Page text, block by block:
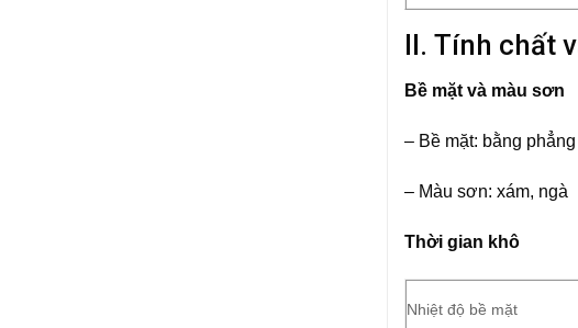
II. Tính chất
Bề mặt và màu sơn
– Bề mặt: bằng phẳng
– Màu sơn: xám, ngà
Thời gian khô
Nhiệt độ bề mặt